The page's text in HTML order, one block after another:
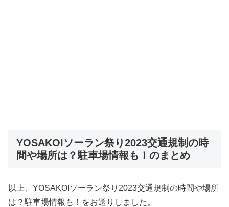
YOSAKOIソーラン祭り2023交通規制の時
間や場所は？駐車場情報も！のまとめ
以上、YOSAKOIソーラン祭り2023交通規制の時間や場所
は？駐車場情報も！をお送りしました。